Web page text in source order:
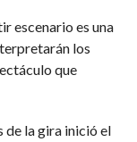
escenario es una
los
que
de la gira inició el